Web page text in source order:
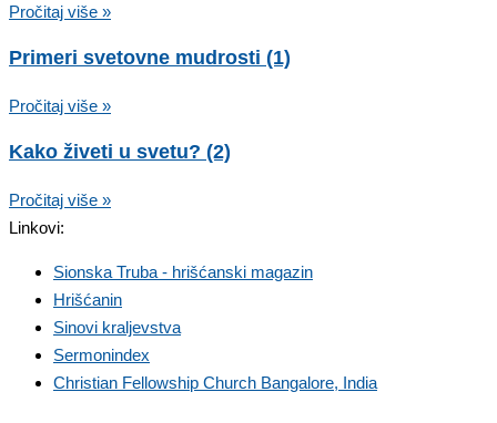
Pročitaj više »
Primeri svetovne mudrosti (1)
Pročitaj više »
Kako živeti u svetu? (2)
Pročitaj više »
Linkovi:
Sionska Truba - hrišćanski magazin
Hrišćanin
Sinovi kraljevstva
Sermonindex
Christian Fellowship Church Bangalore, India